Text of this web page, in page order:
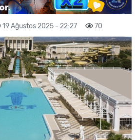
19 Ağustos 2025 - 22:27 70